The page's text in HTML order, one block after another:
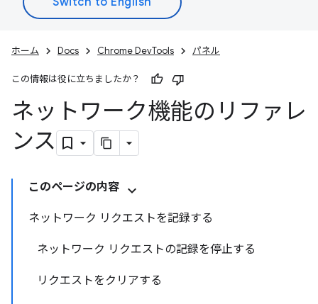
ホーム Docs Chrome DevTools パネル
この情報は役に立ちましたか？
ネットワーク機能のリファレ
ンス
このページの内容
ネットワーク リクエストを記録する
ネットワーク リクエストの記録を停止する
リクエストをクリアする